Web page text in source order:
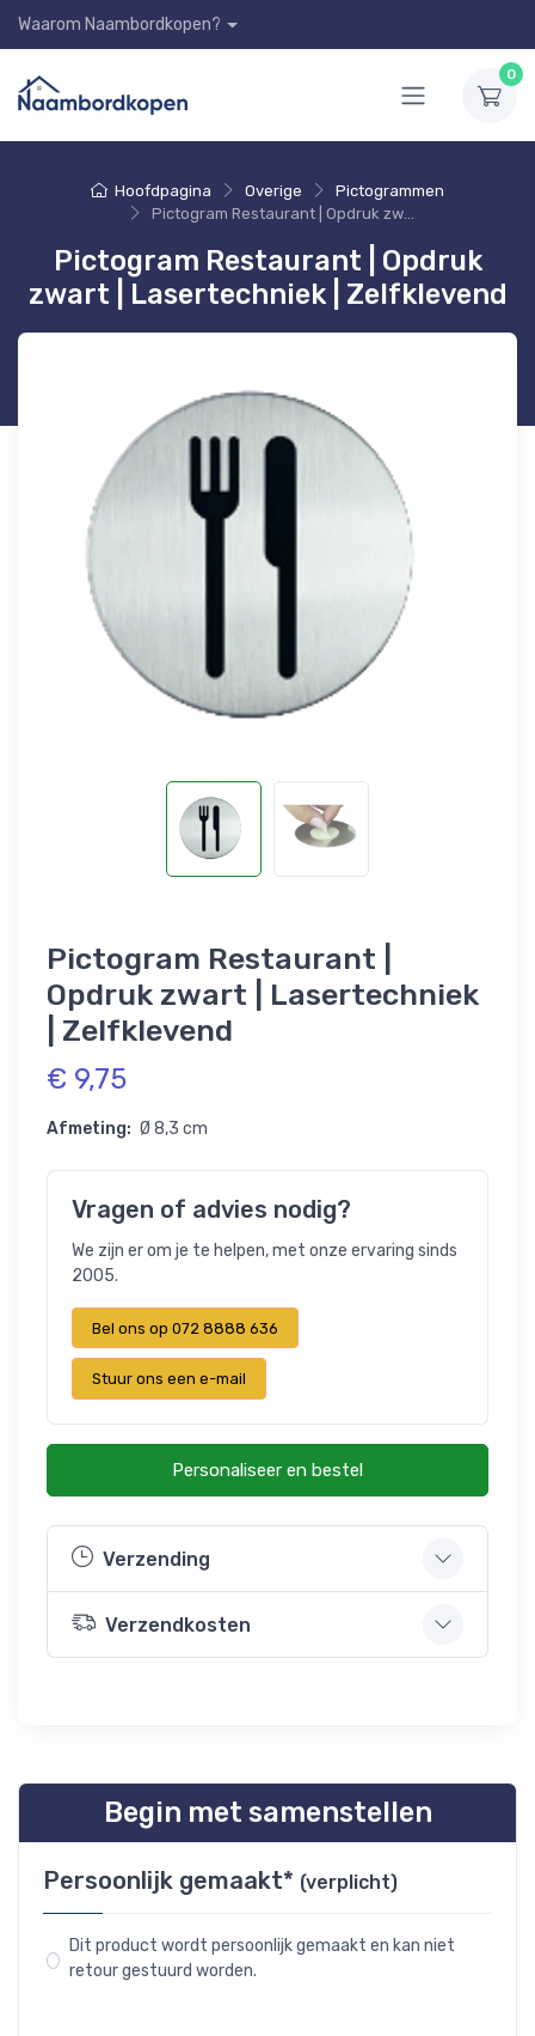
Waarom Naambordkopen?
0
Hoofdpagina Overige
Pictogrammen
Pictogram Restaurant | Opdruk zwart | Lasertechniek | Zelfklevend
Pictogram Restaurant | Opdruk
zwart | Lasertechniek | Zelfklevend
Pictogram Restaurant |
Opdruk zwart | Lasertechniek
| Zelfklevend
€ 9,75
Afmeting: Ø 8,3 cm
Vragen of advies nodig?
We zijn er om je te helpen, met onze ervaring sinds
2005.
Bel ons op 072 8888 636
Stuur ons een e-mail
Personaliseer en bestel
Verzending
Verzendkosten
Begin met samenstellen
Persoonlijk gemaakt* (verplicht)
Dit product wordt persoonlijk gemaakt en kan niet
retour gestuurd worden.